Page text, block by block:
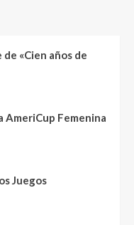
«Cien años de
AmeriCup Femenina
Juegos